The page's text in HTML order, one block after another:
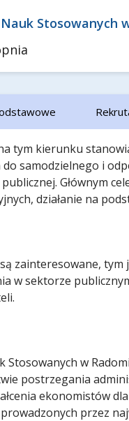
Stosowanych
tym kierunku
samodzielnego i
Głównym
działanie na
zainteresowane, tym
w sektorze
Stosowanych w
postrzegania
ekonomistów
prowadzonych przez